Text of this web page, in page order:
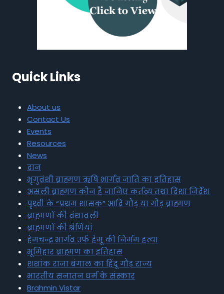
Quick Links
About us
Contact Us
Events
Resources
News
दान
भृगुवंशी ब्राह्मण ऋषि भार्गव जाति का इतिहास
असली ब्राह्मण कौन है जानिए कर्तव्य तथा दिशा निर्देश
पृथ्वी के “प्रथम शासक” आदि गौड़ या गौड़ ब्राह्मण
ब्राह्मणों की वंशावली
ब्राह्मणों की श्रेणियां
हेमचन्द्र भार्गव उर्फ हेमू की निर्मम हत्या
भूमिहार ब्राह्मण का इतिहास
शशांक राजा बंगाल का हिंदू गौड़ राज्य
भारतीय सनातन धर्म के संस्कार
Brahmin Vistar